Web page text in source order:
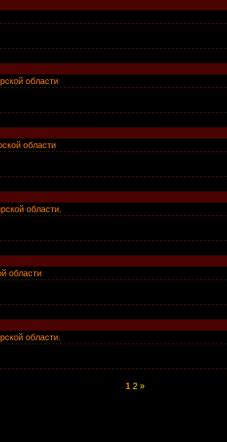
области
области
области.
области
области.
1 2 »